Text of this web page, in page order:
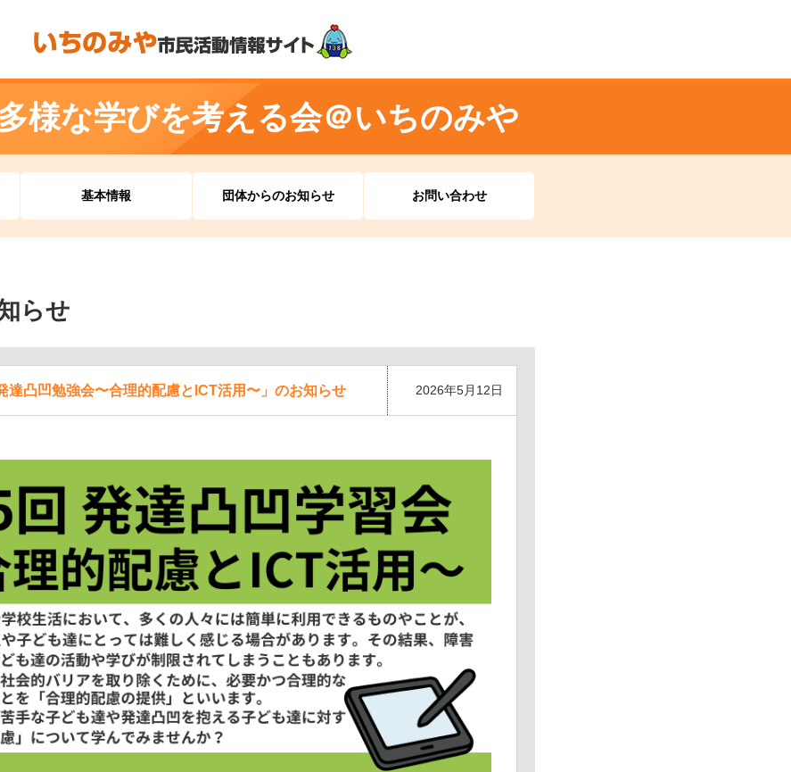
様な学びを考える会＠いちのみや
基本情報 団体からのお知らせ お問い合わせ
らせ
達凸凹勉強会〜合理的配慮とICT活用〜」のお知らせ 2026年5月12日